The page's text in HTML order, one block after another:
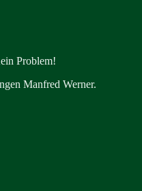
Problem!
Manfred Werner.